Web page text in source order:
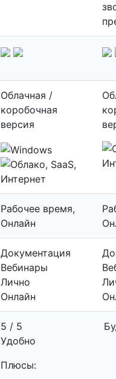
Облачная /
коробочная
версия
Рабочее время,
Онлайн
Документация
Вебинары
Лично
Онлайн
5 / 5
Удобно
Плюсы: